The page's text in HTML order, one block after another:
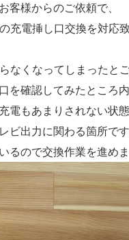
客様からのご依頼で、
充電挿し口交換を対応致
なくなってしまったとご
を確認してみたところ
電もあまりされない状
ビ出力に関わる箇所です
るので交換作業を進めま